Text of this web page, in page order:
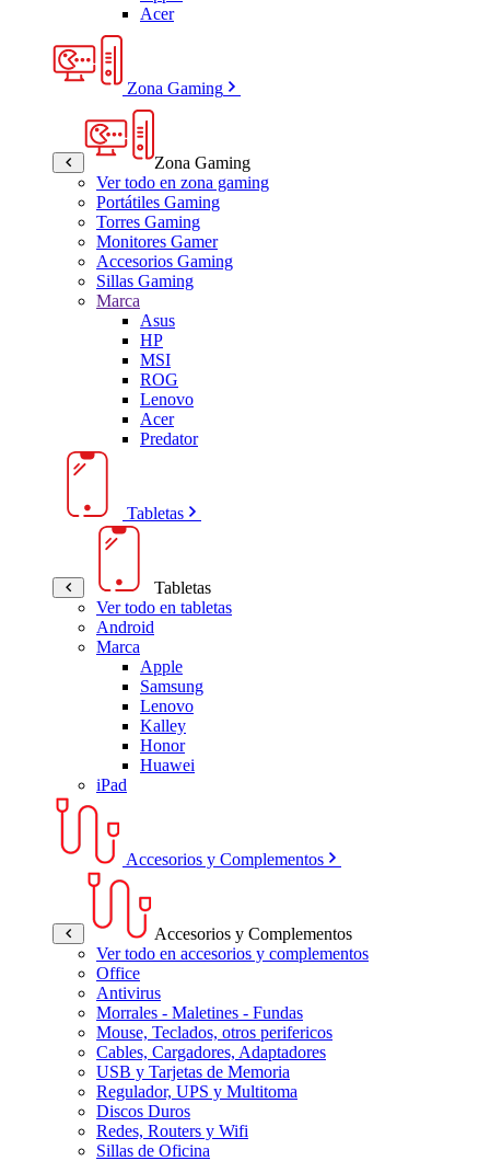
Acer
Zona Gaming
Zona Gaming
Ver todo en zona gaming
Portátiles Gaming
Torres Gaming
Monitores Gamer
Accesorios Gaming
Sillas Gaming
Marca
Asus
HP
MSI
ROG
Lenovo
Acer
Predator
Tabletas
Tabletas
Ver todo en tabletas
Android
Marca
Apple
Samsung
Lenovo
Kalley
Honor
Huawei
iPad
Accesorios y Complementos
Accesorios y Complementos
Ver todo en accesorios y complementos
Office
Antivirus
Morrales - Maletines - Fundas
Mouse, Teclados, otros perifericos
Cables, Cargadores, Adaptadores
USB y Tarjetas de Memoria
Regulador, UPS y Multitoma
Discos Duros
Redes, Routers y Wifi
Sillas de Oficina